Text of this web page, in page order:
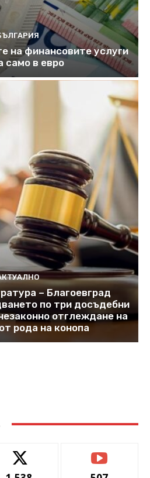
на финансовите услуги
само в евро
– Благоевград
по три досъдебни
отглеждане на
рода на конопа